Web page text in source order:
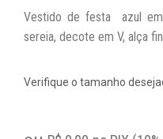
Vestido de festa azul
sereia, decote em V, alça
Verifique o tamanho